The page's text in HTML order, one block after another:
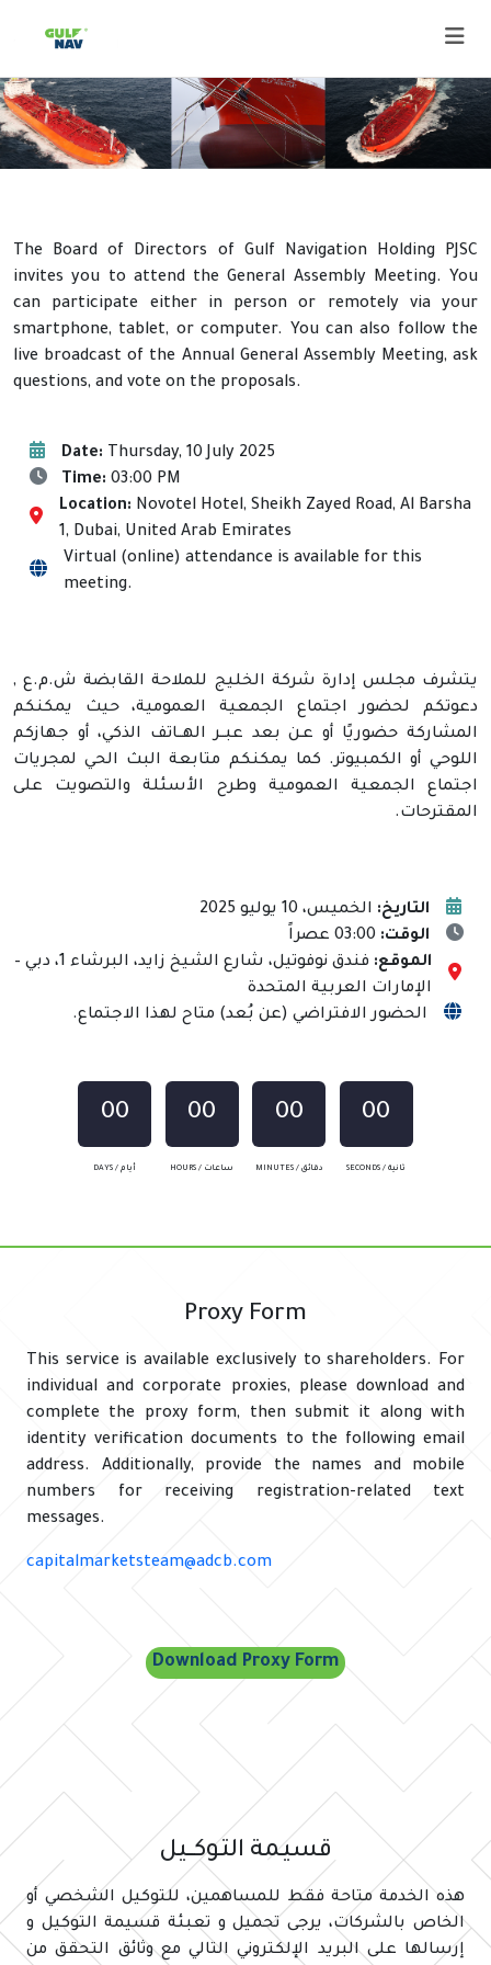
The Board of Directors of Gulf Navigation Holding PJSC
invites you to attend the General Assembly Meeting. You
can participate either in person or remotely via your
smartphone, tablet, or computer. You can also follow the
live broadcast of the Annual General Assembly Meeting, ask
questions, and vote on the proposals.
Date: Thursday, 10 July 2025
Time: 03:00 PM
Location: Novotel Hotel, Sheikh Zayed Road, Al Barsha
1, Dubai, United Arab Emirates
Virtual (online) attendance is available for this
meeting.
يتشرف مجلس إدارة شركة الخليج للملاحة القابضة ش.م.ع ,
دعوتكم لحضور اجتماع الجمعية العمومية، حيث يمكنكم
المشاركة حضوريًا أو عـن بعد عبــر الهــاتف الذكي، أو جهازكم
اللوحي أو الكمبيوتر. كما يمكنكم متابعة البث الحي لمجريات
اجتماع الجمعية العمومية وطرح الأسئلة والتصويت على
المقترحات.
التاريخ: الخميس، 10 يوليو 2025
الوقت:
الموقع:
فندق نوفوتيل، شارع الشيخ زايد، البرشاء 1، دبي –
الإمارات العربية المتحدة
الحضور الافتراضي (عن بُعد) متاح لهذا الاجتماع.
00
DAYS / أيام
00
HOURS / ساعات
00
MINUTES / دقائق
00
SECONDS / ثانية
Proxy Form
This service is available exclusively to shareholders. For
individual and corporate proxies, please download and
complete the proxy form, then submit it along with
identity verification documents to the following email
address. Additionally, provide the names and mobile
numbers for receiving registration-related text
messages.
capitalmarketsteam@adcb.com
Download Proxy Form
قسيـمة التـوكـــيل
هذه الخدمة متاحة فقط للمساهمين، للتوكيل الشخصي أو
الخاص بالشركات، يرجى تحميل و تعبئة قسيمة التوكيل و
إرسالها على البريد الإلكتروني التالي مع وثائق التحقق من